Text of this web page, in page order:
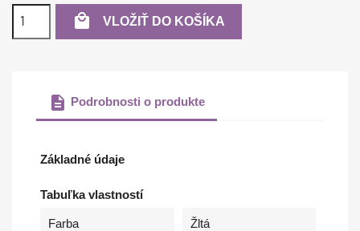
 VLOŽIŤ DO KOŠÍKA
description Podrobnosti o produkte
Základné údaje
Tabuľka vlastností
Farba Žltá